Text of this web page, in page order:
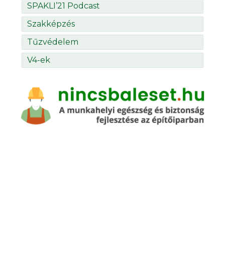
SPAKLI’21 Podcast
Szakképzés
Tűzvédelem
V4-ek